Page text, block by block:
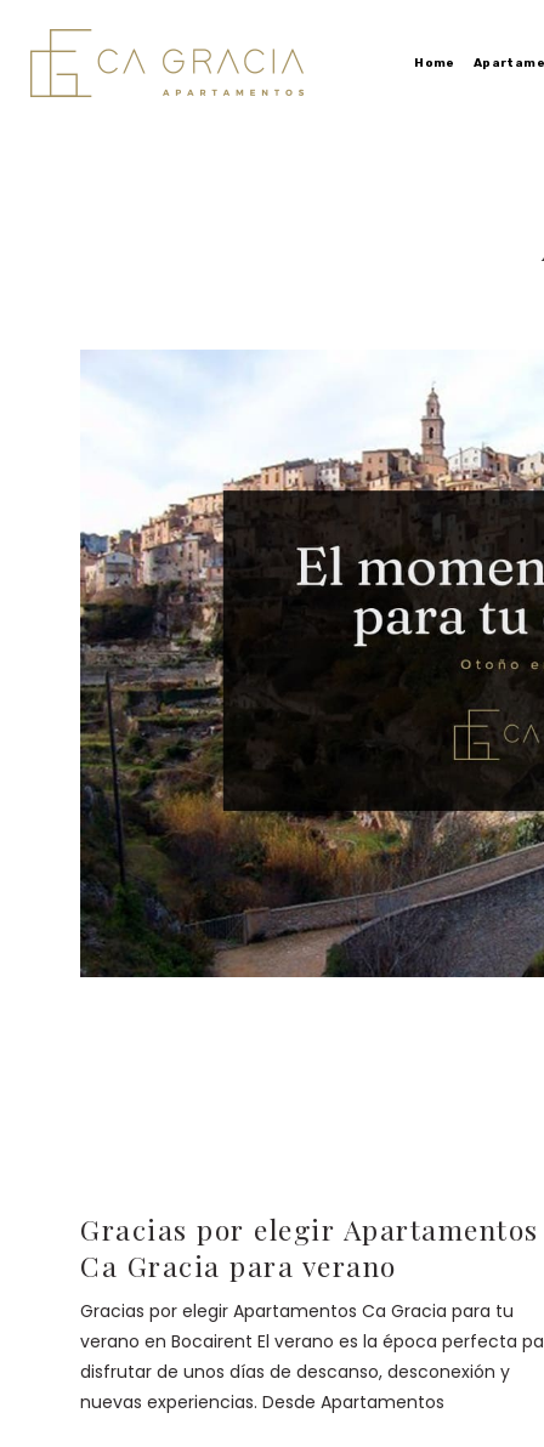
Home
Gracias por elegir Apartamentos
Ca Gracia para verano
Gracias por elegir Apartamentos Ca Gracia para tu
verano en Bocairent El verano es la época perfecta
disfrutar de unos días de descanso, desconexión y
nuevas experiencias. Desde Apartamentos